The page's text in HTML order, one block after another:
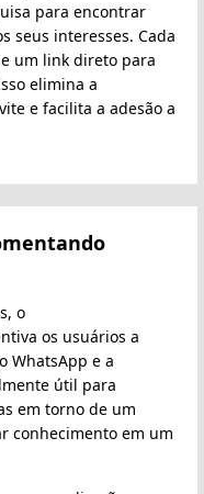
para encontrar
seus interesses. Cada
um link direto para
elimina a
e facilita a adesão a
o
os usuários a
WhatsApp e a
útil para
em torno de um
conhecimento em um